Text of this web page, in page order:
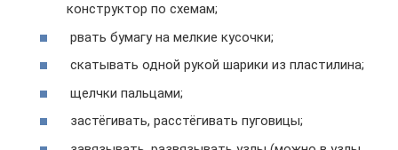
конструктор по схемам;
рвать бумагу на мелкие кусочки;
скатывать одной рукой шарики из пластилина;
щелчки пальцами;
застёгивать, расстёгивать пуговицы;